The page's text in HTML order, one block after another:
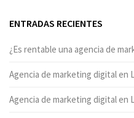
ENTRADAS RECIENTES
¿Es rentable una agencia de
Agencia de marketing digital en
Agencia de marketing digital en